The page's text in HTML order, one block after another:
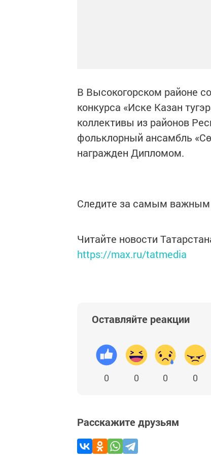
В Высокогорском районе
конкурса «Иске Казан
коллективы из районов
фольклорный ансамбль
награжден Дипломом.
Следите за самым
Читайте новости
https://max.ru/tatmedia
Оставляйте реакции
0 0 0 0
Расскажите друзьям